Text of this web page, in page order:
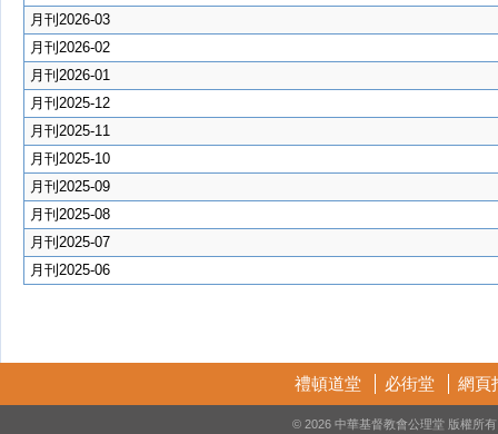
月刊2026-03
月刊2026-02
月刊2026-01
月刊2025-12
月刊2025-11
月刊2025-10
月刊2025-09
月刊2025-08
月刊2025-07
月刊2025-06
禮頓道堂 必街堂 網頁
© 2026 中華基督教會公理堂 版權所